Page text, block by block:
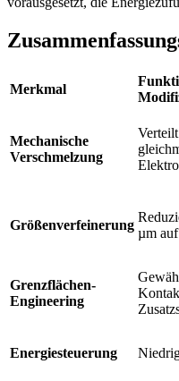
Merkmal
Mechanische
Verschmelzung
Größenverfeinerung
µm
Grenzflächen-
Engineering
Energiesteuerung